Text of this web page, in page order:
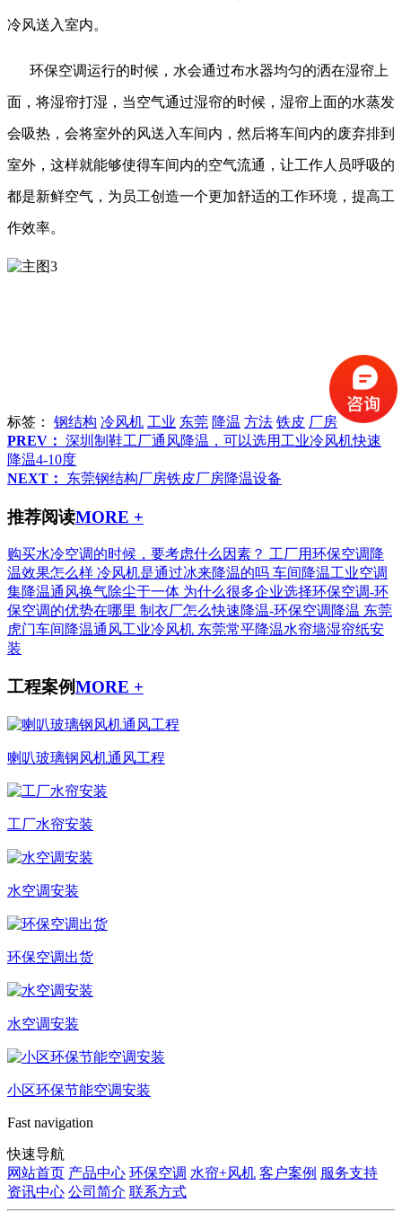
冷风送入室内。
环保空调运行的时候，水会通过布水器均匀的洒在湿帘上
面，将湿帘打湿，当空气通过湿帘的时候，湿帘上面的水蒸发
会吸热，会将室外的风送入车间内，然后将车间内的废弃排到
室外，这样就能够使得车间内的空气流通，让工作人员呼吸的
都是新鲜空气，为员工创造一个更加舒适的工作环境，提高工
作效率。
标签： 钢结构 冷风机 工业 东莞 降温 方法 铁皮 厂房
PREV： 深圳制鞋工厂通风降温，可以选用工业冷风机快速
降温4-10度
NEXT：
东莞钢结构厂房铁皮厂房降温设备
推荐阅读MORE +
购买水冷空调的时候，要考虑什么因素？ 工厂用环保空调降
温效果怎么样 冷风机是通过冰来降温的吗 车间降温工业空调
集降温通风换气除尘于一体 为什么很多企业选择环保空调-环
保空调的优势在哪里 制衣厂怎么快速降温-环保空调降温 东莞
虎门车间降温通风工业冷风机 东莞常平降温水帘墙湿帘纸安
装
工程案例MORE +
喇叭玻璃钢风机通风工程
工厂水帘安装
水空调安装
环保空调出货
水空调安装
小区环保节能空调安装
Fast navigation
快速导航
网站首页 产品中心 环保空调 水帘+风机 客户案例 服务支持
资讯中心 公司简介 联系方式